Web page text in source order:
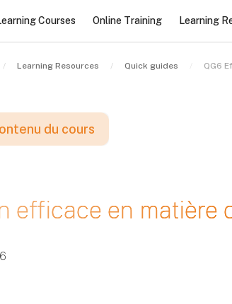
Courses Online Training Learning
Learning Resources Quick guides QG6
du cours
efficace en matière